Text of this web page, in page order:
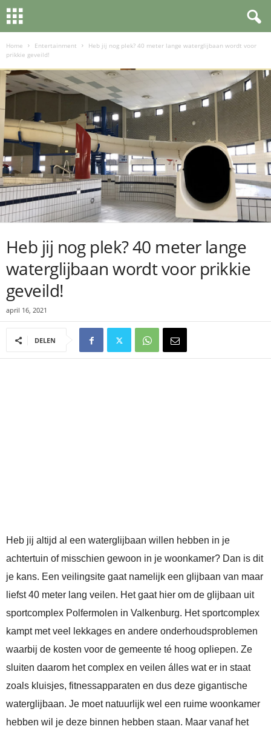
Home Entertainment
Heb jij nog plek? 40 meter lange waterglijbaan wordt voor
prikkie geveild!
Heb jij nog plek? 40 meter lange
waterglijbaan wordt voor prikkie
geveild!
april 16, 2021
DELEN
Heb jij altijd al een waterglijbaan willen hebben in je
achtertuin of misschien gewoon in je woonkamer? Dan is dit
je kans. Een veilingsite gaat namelijk een glijbaan van maar
liefst 40 meter lang veilen. Het gaat hier om de glijbaan uit
sportcomplex Polfermolen in Valkenburg. Het sportcomplex
kampt met veel lekkages en andere onderhoudsproblemen
waarbij de kosten voor de gemeente té hoog opliepen. Ze
sluiten daarom het complex en veilen álles wat er in staat
zoals kluisjes, fitnessapparaten en dus deze gigantische
waterglijbaan. Je moet natuurlijk wel een ruime woonkamer
hebben wil je deze binnen hebben staan. Maar vanaf het